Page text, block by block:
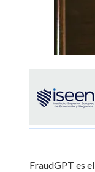
FraudGPT es el